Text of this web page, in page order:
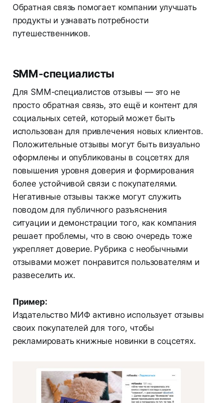
Обратная связь помогает компании улучшать
продукты и узнавать потребности
путешественников.
SMM-специалисты
Для SMM-специалистов отзывы — это не
просто обратная связь, это ещё и контент для
социальных сетей, который может быть
использован для привлечения новых клиентов.
Положительные отзывы могут быть визуально
оформлены и опубликованы в соцсетях для
повышения уровня доверия и формирования
более устойчивой связи с покупателями.
Негативные отзывы также могут служить
поводом для публичного разъяснения
ситуации и демонстрации того, как компания
решает проблемы, что в свою очередь тоже
укрепляет доверие. Рубрика с необычными
отзывами может понравится пользователям и
развеселить их.
Пример:
Издательство МИФ активно использует отзывы
своих покупателей для того, чтобы
рекламировать книжные новинки в соцсетях.